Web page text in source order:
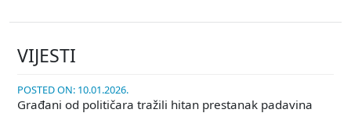
VIJESTI
POSTED ON: 10.01.2026.
Građani od političara tražili hitan prestanak padavina